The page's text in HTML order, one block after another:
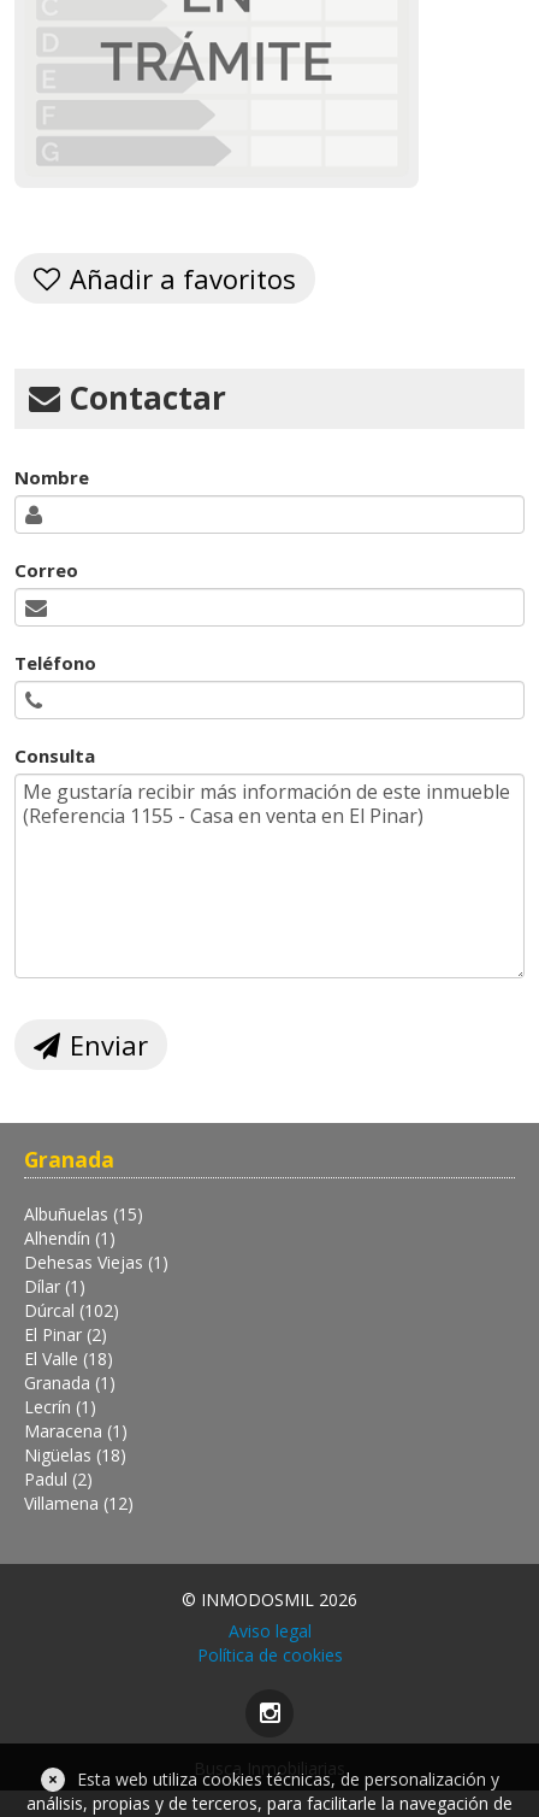
Añadir a favoritos
Contactar
Nombre
Correo
Teléfono
Consulta
Enviar
Granada
Albuñuelas (15)
Alhendín (1)
Dehesas Viejas (1)
Dílar (1)
Dúrcal (102)
El Pinar (2)
El Valle (18)
Granada (1)
Lecrín (1)
Maracena (1)
Nigüelas (18)
Padul (2)
Villamena (12)
© INMODOSMIL 2026
Aviso legal
Política de cookies
Busca Inmobiliarias
×
Esta web utiliza cookies técnicas, de personalización y
análisis, propias y de terceros, para facilitarle la navegación de